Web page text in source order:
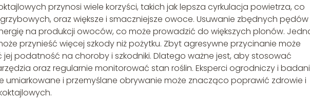
przynosi wiele korzyści, takich jak lepsza cyrkulacja powietrza, co
oraz większe i smaczniejsze owoce. Usuwanie zbędnych pędów
na produkcji owoców, co może prowadzić do większych plonów.
przynieść więcej szkody niż pożytku. Zbyt agresywne przycinanie może
jej podatność na choroby i szkodniki. Dlatego ważne jest, aby stosować
oraz regularnie monitorować stan roślin. Eksperci ogrodniczy i
umiarkowane i przemyślane obrywanie może znacząco poprawić zdrowie i